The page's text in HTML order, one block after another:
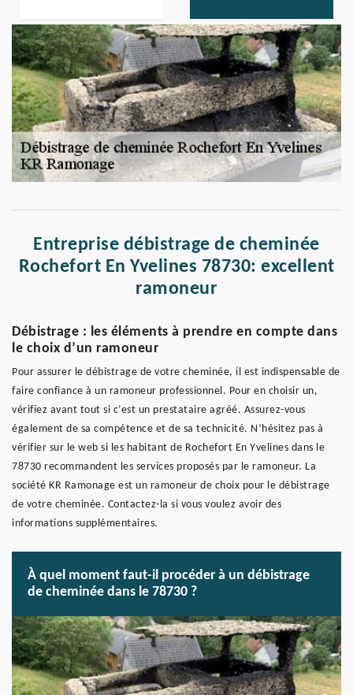
Entreprise débistrage de cheminée
Rochefort En Yvelines 78730: excellent
ramoneur
Débistrage : les éléments à prendre en compte dans
le choix d’un ramoneur
Pour assurer le débistrage de votre cheminée, il est indispensable de
faire confiance à un ramoneur professionnel. Pour en choisir un,
vérifiez avant tout si c’est un prestataire agréé. Assurez-vous
également de sa compétence et de sa technicité. N’hésitez pas à
vérifier sur le web si les habitant de Rochefort En Yvelines dans le
78730 recommandent les services proposés par le ramoneur. La
société KR Ramonage est un ramoneur de choix pour le débistrage
de votre cheminée. Contactez-la si vous voulez avoir des
informations supplémentaires.
À quel moment faut-il procéder à un débistrage
de cheminée dans le 78730 ?